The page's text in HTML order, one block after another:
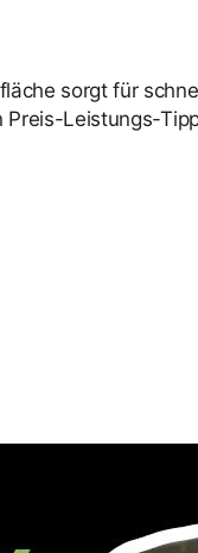
sorgt für
Preis-Leistungs-